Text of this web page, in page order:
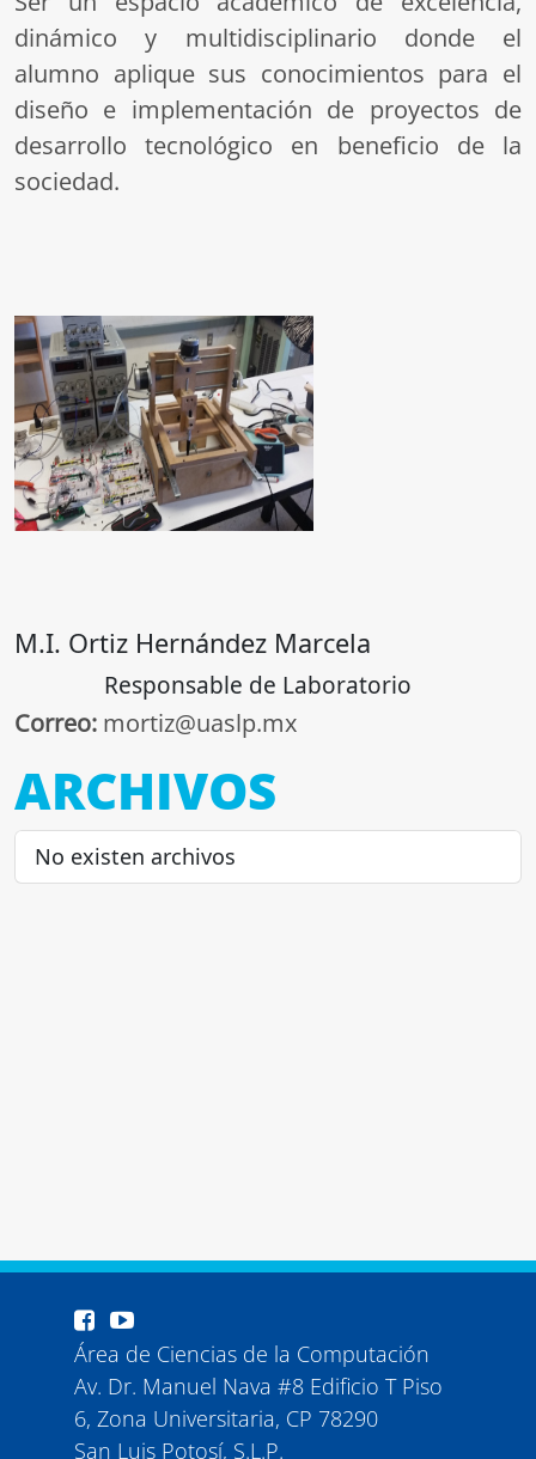
dinámico y multidisciplinario donde el
alumno aplique sus conocimientos para el
diseño e implementación de proyectos de
desarrollo tecnológico en beneficio de la
sociedad.
M.I. Ortiz Hernández Marcela
Responsable de Laboratorio
Correo: mortiz@uaslp.mx
ARCHIVOS
No existen archivos
Área de Ciencias de la Computación
Av. Dr. Manuel Nava #8 Edificio T Piso
6, Zona Universitaria, CP 78290
San Luis Potosí, S.L.P.